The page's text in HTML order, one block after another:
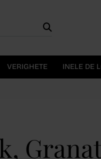
VERIGHETE INELE DE